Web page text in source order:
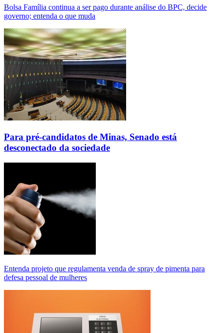
Bolsa Família continua a ser pago durante análise do BPC, decide
governo; entenda o que muda
Para pré-candidatos de Minas, Senado está
desconectado da sociedade
Entenda projeto que regulamenta venda de spray de pimenta para
defesa pessoal de mulheres